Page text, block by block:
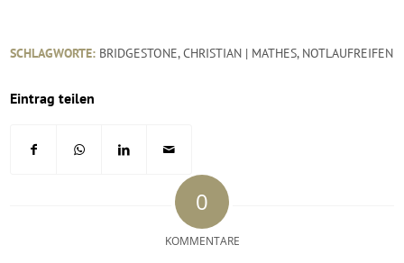
SCHLAGWORTE: BRIDGESTONE,CHRISTIAN | MATHES, NOTLAUFREIFEN
Eintrag teilen
0
KOMMENTARE